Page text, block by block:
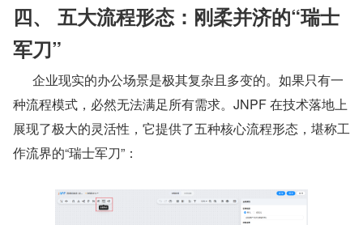
四、 五大流程形态：刚柔并济的“瑞士
军刀”
种流程模式，必然无法满足所有需求。JNPF 在技术落地上
展现了极大的灵活性，它提供了五种核心流程形态，堪称工
作流界的“瑞士军刀”：